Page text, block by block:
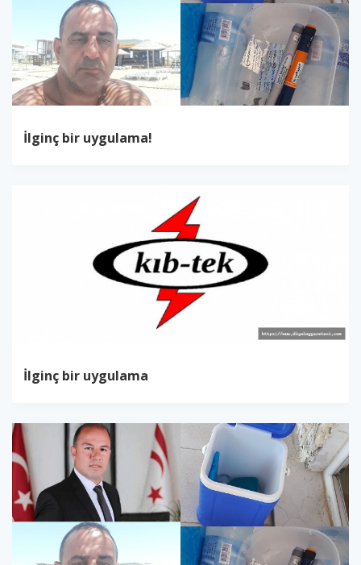
İlginç bir uygulama!
İlginç bir uygulama